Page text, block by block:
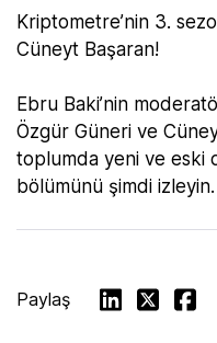
Kriptometre’nin 3.
Cüneyt Başaran!
Ebru Baki’nin
Özgür Güneri ve
toplumda yeni ve eski
bölümünü şimdi izleyin.
Paylaş